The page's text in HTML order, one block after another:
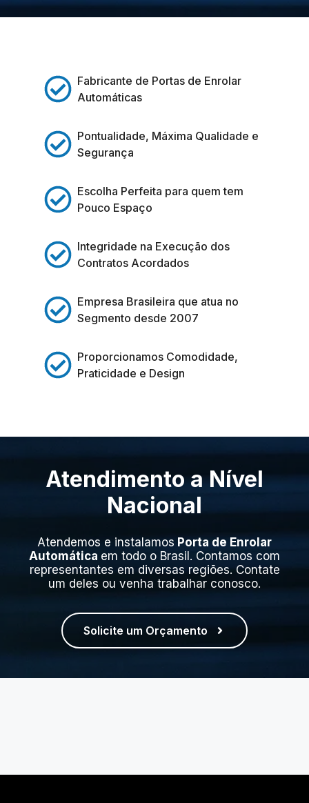
Fabricante de Portas de Enrolar
Automáticas
Pontualidade, Máxima Qualidade e
Segurança
Escolha Perfeita para quem tem
Pouco Espaço
Integridade na Execução dos
Contratos Acordados
Empresa Brasileira que atua no
Segmento desde 2007
Proporcionamos Comodidade,
Praticidade e Design
Atendimento a Nível
Nacional
Atendemos e instalamos Porta de Enrolar
Automática em todo o Brasil. Contamos com
representantes em diversas regiões. Contate
um deles ou venha trabalhar conosco.
Solicite um Orçamento